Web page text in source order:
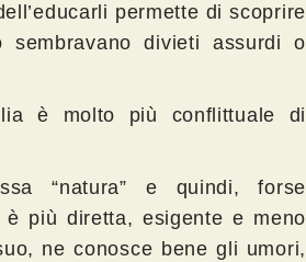
permette di scoprire
divieti assurdi o
è molto più conflittuale di
“natura” e quindi, forse
più diretta, esigente e meno
ne conosce bene gli umori,